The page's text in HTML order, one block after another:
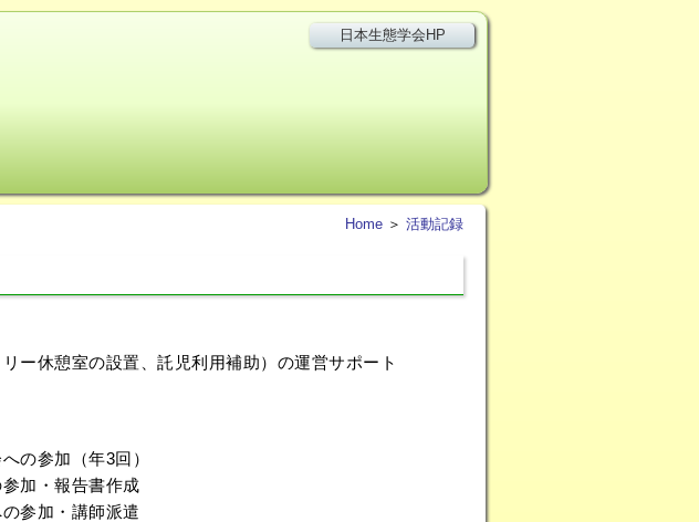
日本生態学会HP
Home ＞ 活動記録
ー休憩室の設置、託児利用補助）の運営サポート
の参加（年3回）
加・報告書作成
参加・講師派遣